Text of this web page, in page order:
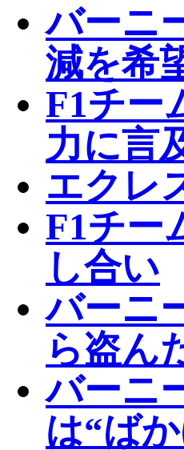
バーニ
減を希
F1チー
力に言
エクレ
F1チー
し合い
バーニ
ら盗ん
バーニ
は“ば